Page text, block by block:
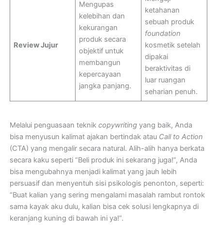
Review Jujur
Mengupas
kelebihan dan
kekurangan
produk secara
objektif untuk
membangun
kepercayaan
jangka panjang.
ketahanan
sebuah produk
foundation
kosmetik setelah
dipakai
beraktivitas di
luar ruangan
seharian penuh.
Melalui penguasaan teknik copywriting yang baik, Anda
bisa menyusun kalimat ajakan bertindak atau Call to Action
(CTA) yang mengalir secara natural. Alih-alih hanya berkata
secara kaku seperti “Beli produk ini sekarang juga!”, Anda
bisa mengubahnya menjadi kalimat yang jauh lebih
persuasif dan menyentuh sisi psikologis penonton, seperti:
“Buat kalian yang sering mengalami masalah rambut rontok
sama kayak aku dulu, kalian bisa cek solusi lengkapnya di
keranjang kuning di bawah ini ya!”.